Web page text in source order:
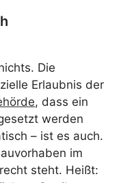
Die
Erlaubnis der
, dass ein
werden
– ist es auch.
im
steht. Heißt: